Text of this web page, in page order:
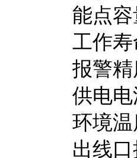
能点
工作
报警
供电
环境
出线